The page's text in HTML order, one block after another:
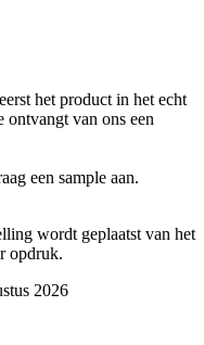
het product in het echt
ontvangt van ons een
een sample aan.
wordt geplaatst van het
opdruk.
2026